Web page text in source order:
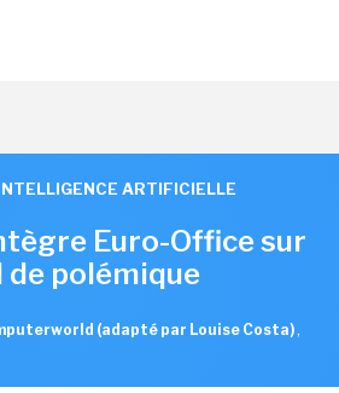
ARTIFICIELLE
Euro-Office sur
de polémique
(adapté par Louise Costa) ,